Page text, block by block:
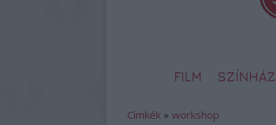
FILM SZÍNHÁZ
Címkék » workshop